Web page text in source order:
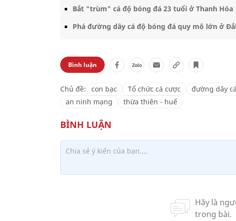
Bắt "trùm" cá độ bóng đá 23 tuổi ở Thanh Hóa
Phá đường dây cá độ bóng đá quy mô lớn ở
Bình luận
Chủ đề: con bạc Tổ chức cá cược đường dây
an ninh mạng
thừa thiên - huế